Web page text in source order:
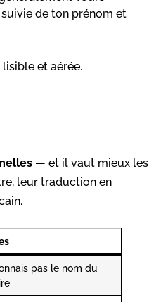
de ton prénom et
et aérée.
— et il vaut mieux les
leur traduction en
pas le nom du